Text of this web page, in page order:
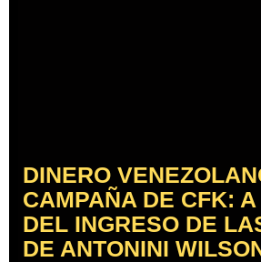
DINERO
CAMPAÑA DE CFK:
DEL INGRESO DE
DE ANTONINI